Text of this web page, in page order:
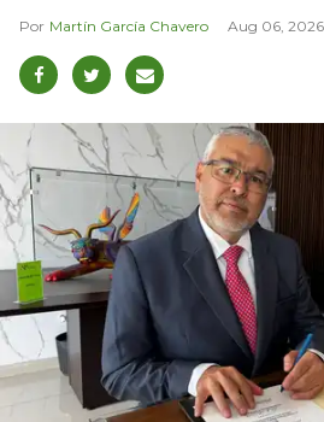
Martín García Chavero Aug 06, 2026